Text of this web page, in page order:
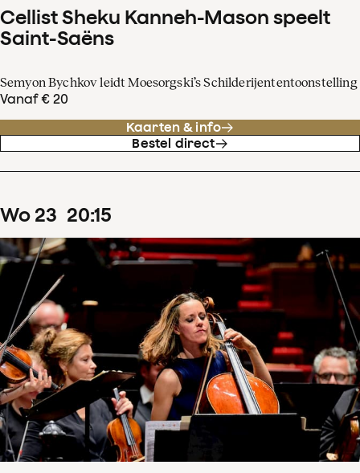
Cellist Sheku Kanneh-Mason speelt
Saint-Saëns
Semyon Bychkov leidt Moesorgski’s Schilderijententoonstelling
Vanaf € 20
Kaarten & info
Bestel direct
wo 23 20:15